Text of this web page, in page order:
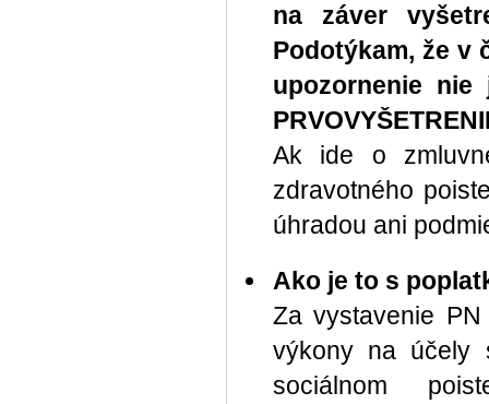
na záver
Podotýkam, že v
upozornenie
Ak ide o
zdravotného
úhradou ani
Ako je to s
Za vystavenie
výkony na účely
sociálnom